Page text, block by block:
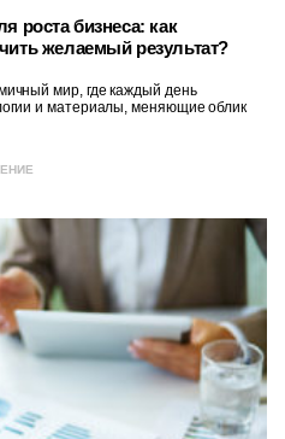
роста бизнеса: как
желаемый результат?
мир, где каждый день
и материалы, меняющие облик